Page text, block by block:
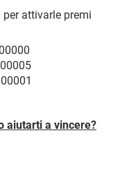
per attivarle premi
aiutarti a vincere?